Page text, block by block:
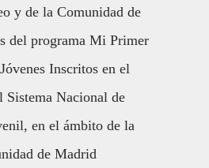
y de la Comunidad de
del programa Mi Primer
Inscritos en el
Sistema Nacional de
en el ámbito de la
de Madrid